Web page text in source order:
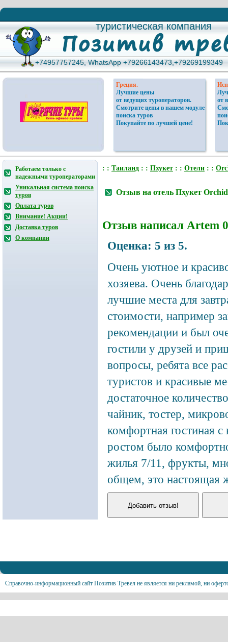
туристическая компания
туристическая компания
+74957757245, WhatsApp +79266143473,+79269199349
+74957757245, WhatsApp +79266143473,+79269199349
Греция.
Лучшие цены
от ведущих туроператоров.
Смотрите цены в нашем модуле
поиска туров
Покупайте по лучшей цене!
от
Работаем только с
надежными туроператорами
Уникальная система поиска
туров
Оплата туров
Внимание! Акции!
Доставка туров
О компании
: : Таиланд : : Пхукет : : Отели : :
Отзыв на отель Пхукет
Отзыв написал Artem
Оценка: 5 из 5.
Очень уютное и
хозяева. Очень
лучшие места для
стоимости, например
рекомендации и был
гостили у друзей и
вопросы, ребята все
туристов и красивые
достаточное
чайник, тостер,
комфортная гостиная
ростом было
жилья 7/11, фрукты,
общем, это настоящая
Справочно-информационный сайт Позитив Тревел не является ни рекламой, ни